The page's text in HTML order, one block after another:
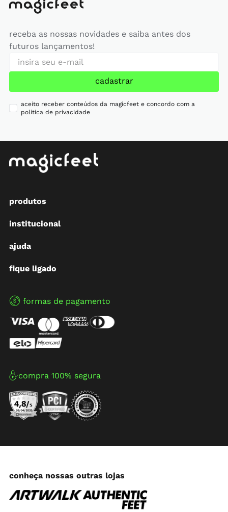
receba as nossas novidades e saiba antes dos
futuros lançamentos!
cadastrar
aceito receber conteúdos da magicfeet e concordo com a
política de privacidade
produtos
institucional
ajuda
fique ligado
formas de pagamento
compra 100% segura
conheça nossas outras lojas